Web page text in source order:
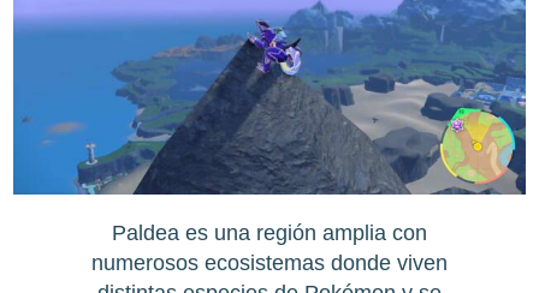
Paldea es una región amplia con
numerosos ecosistemas donde viven